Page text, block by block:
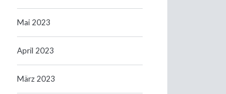
Mai 2023
April 2023
März 2023